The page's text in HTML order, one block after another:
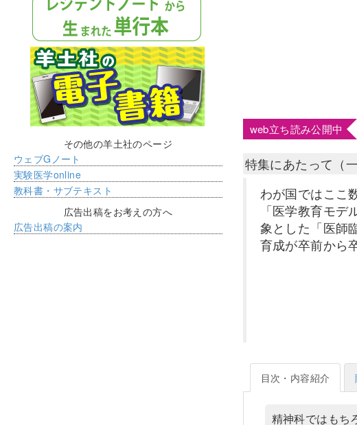
web立ち読み公開中
特集にあたって（
わが国ではここ
「医学教育モ
象とした「医師
育成が卒前から
目次・内容紹介
精神科ではもち
その他の羊土社のページ
ウェブGノート
実験医学online
教科書・サブテキスト
広告出稿をお考えの方へ
広告出稿の案内